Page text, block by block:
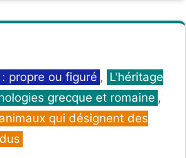
propre ou figuré , L'héritage
grecque et romaine ,
qui désignent des